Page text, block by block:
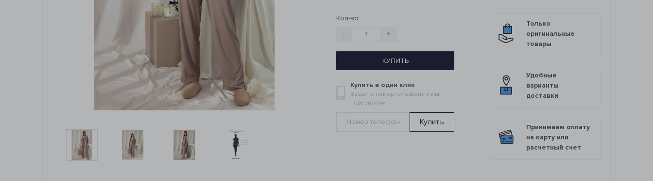
Кол-во:
- +
КУПИТЬ
Купить в один клик
Введите номер телефона и мы
перезвоним
Купить
Только
оригинальные
товары
Удобные
варианты
доставки
Принимаем оплату
на карту или
расчетный счет